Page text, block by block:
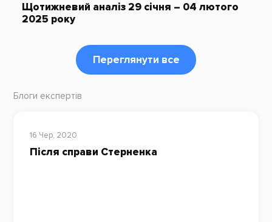
Щотижневий аналіз 29 січня – 04 лютого
2025 року
Переглянути все
Блоги експертів
16 Чер, 2020
Після справи Стерненка